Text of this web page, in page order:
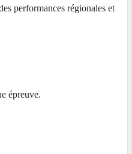
performances régionales et
épreuve.